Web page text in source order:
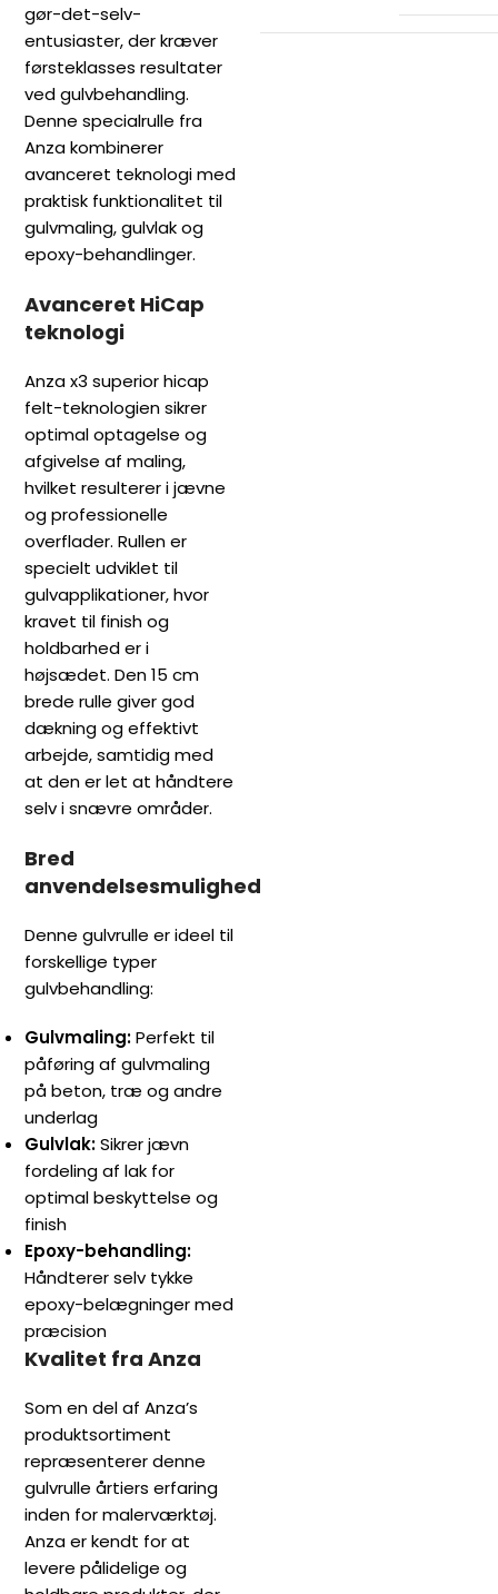
gør-det-selv-
entusiaster, der kræver
førsteklasses resultater
ved gulvbehandling.
Denne specialrulle fra
Anza kombinerer
avanceret teknologi med
praktisk funktionalitet til
gulvmaling, gulvlak og
epoxy-behandlinger.
Avanceret HiCap
teknologi
Anza x3 superior hicap
felt-teknologien sikrer
optimal optagelse og
afgivelse af maling,
hvilket resulterer i jævne
og professionelle
overflader. Rullen er
specielt udviklet til
gulvapplikationer, hvor
kravet til finish og
holdbarhed er i
højsædet. Den 15 cm
brede rulle giver god
dækning og effektivt
arbejde, samtidig med
at den er let at håndtere
selv i snævre områder.
Bred
anvendelsesmulighed
Denne gulvrulle er ideel til
forskellige typer
gulvbehandling:
Gulvmaling:Perfekt til
påføring af gulvmaling
på beton, træ og andre
underlag
Gulvlak:Sikrer jævn
fordeling af lak for
optimal beskyttelse og
finish
Epoxy-behandling:
Håndterer selv tykke
epoxy-belægninger med
præcision
Kvalitet fra Anza
Som en del af Anza’s
produktsortiment
repræsenterer denne
gulvrulle årtiers erfaring
inden for malerværktøj.
Anza er kendt for at
levere pålidelige og